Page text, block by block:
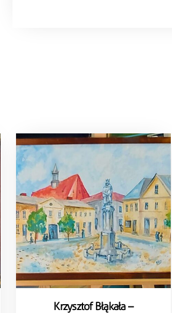
Krzysztof Błąkała –